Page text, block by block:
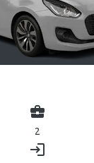
business_center
2
login